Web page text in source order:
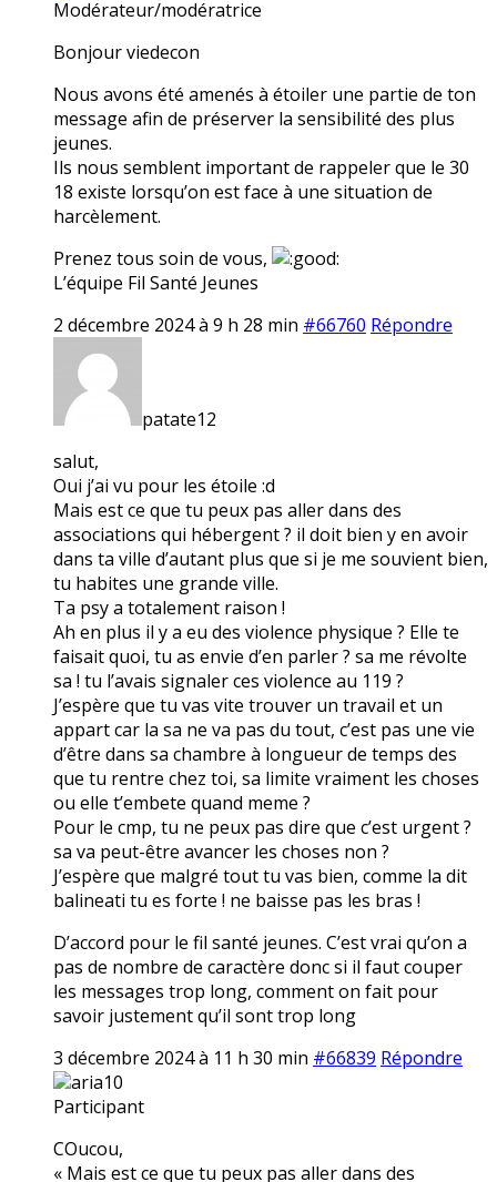
Modérateur/modératrice
Bonjour viedecon
Nous avons été amenés à étoiler une partie de ton
message afin de préserver la sensibilité des plus
jeunes.
Ils nous semblent important de rappeler que le 30
18 existe lorsqu’on est face à une situation de
harcèlement.
Prenez tous soin de vous,
L’équipe Fil Santé Jeunes
2 décembre 2024 à 9 h 28 min #66760 Répondre
patate12
salut,
Oui j’ai vu pour les étoile :d
Mais est ce que tu peux pas aller dans des
associations qui hébergent ? il doit bien y en avoir
dans ta ville d’autant plus que si je me souvient bien,
tu habites une grande ville.
Ta psy a totalement raison !
Ah en plus il y a eu des violence physique ? Elle te
faisait quoi, tu as envie d’en parler ? sa me révolte
sa ! tu l’avais signaler ces violence au 119 ?
J’espère que tu vas vite trouver un travail et un
appart car la sa ne va pas du tout, c’est pas une vie
d’être dans sa chambre à longueur de temps des
que tu rentre chez toi, sa limite vraiment les choses
ou elle t’embete quand meme ?
Pour le cmp, tu ne peux pas dire que c’est urgent ?
sa va peut-être avancer les choses non ?
J’espère que malgré tout tu vas bien, comme la dit
balineati tu es forte ! ne baisse pas les bras !
D’accord pour le fil santé jeunes. C’est vrai qu’on a
pas de nombre de caractère donc si il faut couper
les messages trop long, comment on fait pour
savoir justement qu’il sont trop long
3 décembre 2024 à 11 h 30 min #66839 Répondre
aria10
Participant
COucou,
« Mais est ce que tu peux pas aller dans des